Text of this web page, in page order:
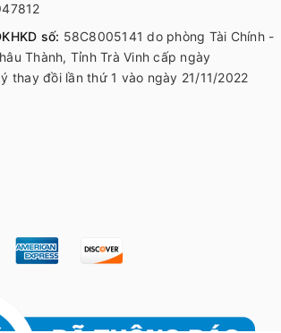
số: 58C8005141 do phòng Tài Chính -
Thành, Tỉnh Trà Vinh cấp ngày
thay đồi lần thứ 1 vào ngày 21/11/2022